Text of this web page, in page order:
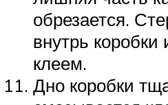
обрезается.
внутрь коробки
клеем.
Дно коробки